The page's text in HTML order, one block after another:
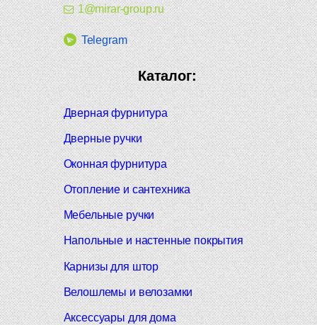
1@mirar-group.ru
Telegram
Каталог:
Дверная фурнитура
Дверные ручки
Оконная фурнитура
Отопление и сантехника
Мебельные ручки
Напольные и настенные покрытия
Карнизы для штор
Велошлемы и велозамки
Аксессуары для дома